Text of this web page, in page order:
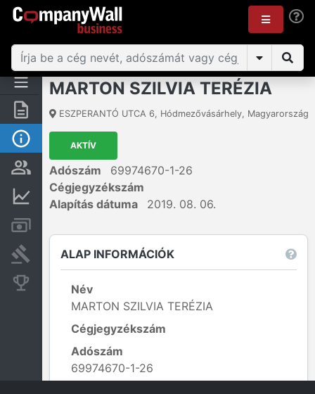
Összegzés
Alap információk
Személyek és tulajdonjog
Pénzügyi információk
Bírósági eljárások
Konkurens cégek
MARTON SZILVIA TERÉZIA
ESZPERANTÓ UTCA 6, Hódmezővásárhely, Magyarország
AKTÍV
Adószám
69974670-1-26
Cégjegyzékszám
Alapítás dátuma
2019. 08. 06.
ALAP INFORMÁCIÓK
Név
MARTON SZILVIA TERÉZIA
Cégjegyzékszám
Adószám
69974670-1-26